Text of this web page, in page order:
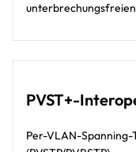
PVST+-
Per-VLAN-